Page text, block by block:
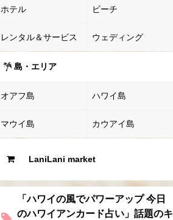
ホテル ビーチ
レンタル＆サービス ウェディング
島・エリア
オアフ島 ハワイ島
マウイ島 カウアイ島
LaniLani market
「ハワイの風でパワーアップ 今日
のハワイアンカード占い」話題のキ